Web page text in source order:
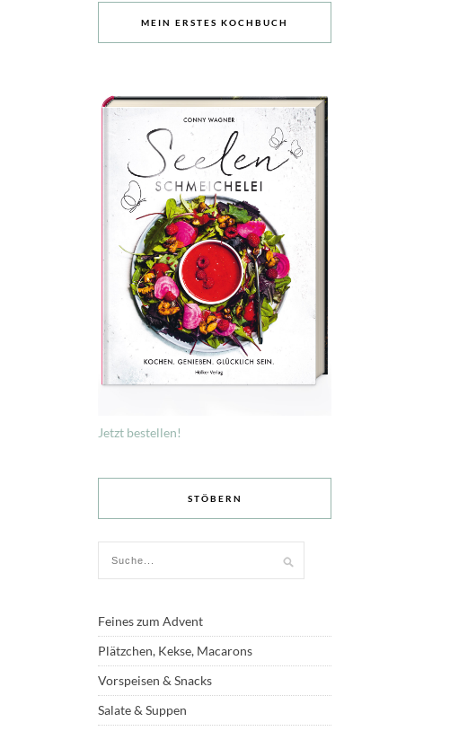
MEIN ERSTES KOCHBUCH
Jetzt bestellen!
STÖBERN
Feines zum Advent
Plätzchen, Kekse, Macarons
Vorspeisen & Snacks
Salate & Suppen